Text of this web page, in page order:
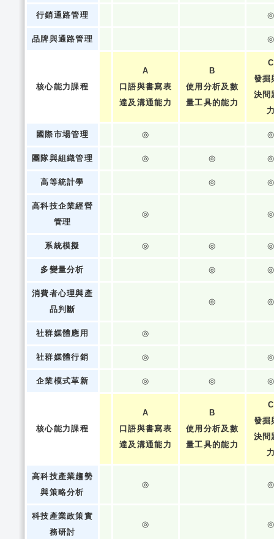
行銷通路管理
品牌與通路管理
核心能力課程
A
口語與書寫表
達及溝通能力
B
使用分析及數
量工具的能力
C
發掘
決問
國際市場管理 ◎
團隊與組織管理 ◎ ◎
高等統計學 ◎
高科技企業經營
管理
◎
系統模擬 ◎ ◎
多變量分析 ◎
消費者心理與產
品判斷
◎
社群媒體應用 ◎
社群媒體行銷 ◎
企業模式革新 ◎ ◎
核心能力課程
A
口語與書寫表
達及溝通能力
B
使用分析及數
量工具的能力
C
發掘
決問
高科技產業趨勢
與策略分析
◎
科技產業政策實
務研討
◎